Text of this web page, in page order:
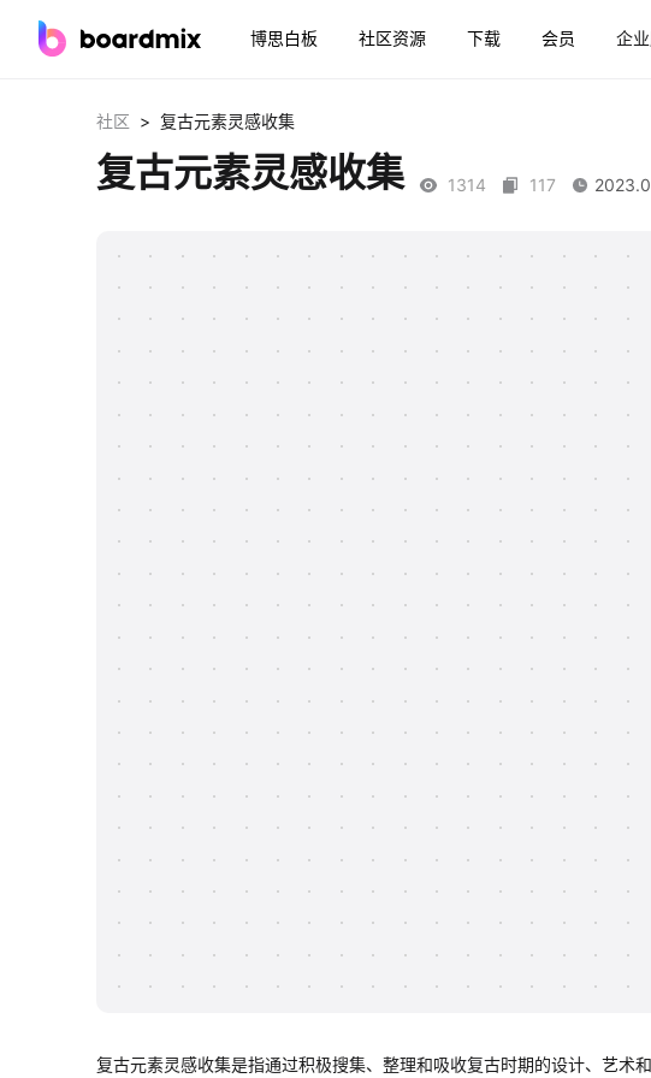
博思白板 社区资源 下载 会员 企
社区 > 复古元素灵感收集
复古元素灵感收集 1314 117
复古元素灵感收集是指通过积极搜集、整理和吸收复古时期的设计、艺术